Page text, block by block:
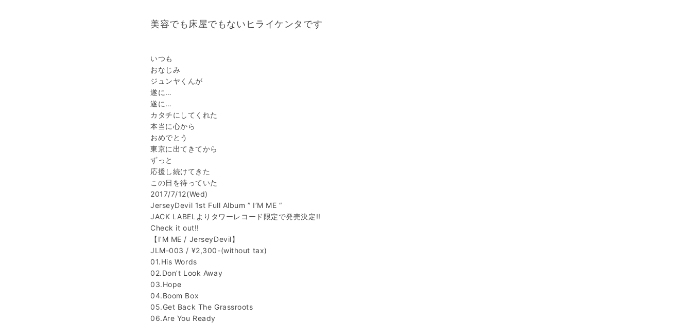
美容でも床屋でもないヒライケンタです
いつも
おなじみ
ジュンヤくんが
遂に…
遂に…
カタチにしてくれた
本当に心から
おめでとう
東京に出てきてから
ずっと
応援し続けてきた
この日を待っていた
2017/7/12(Wed)
JerseyDevil 1st Full Album ” I’M ME “
JACK LABELよりタワーレコード限定で発売決定!!
Check it out!!
【I’M ME / JerseyDevil】
JLM-003 / ¥2,300-(without tax)
01.His Words
02.Don’t Look Away
03.Hope
04.Boom Box
05.Get Back The Grassroots
06.Are You Ready